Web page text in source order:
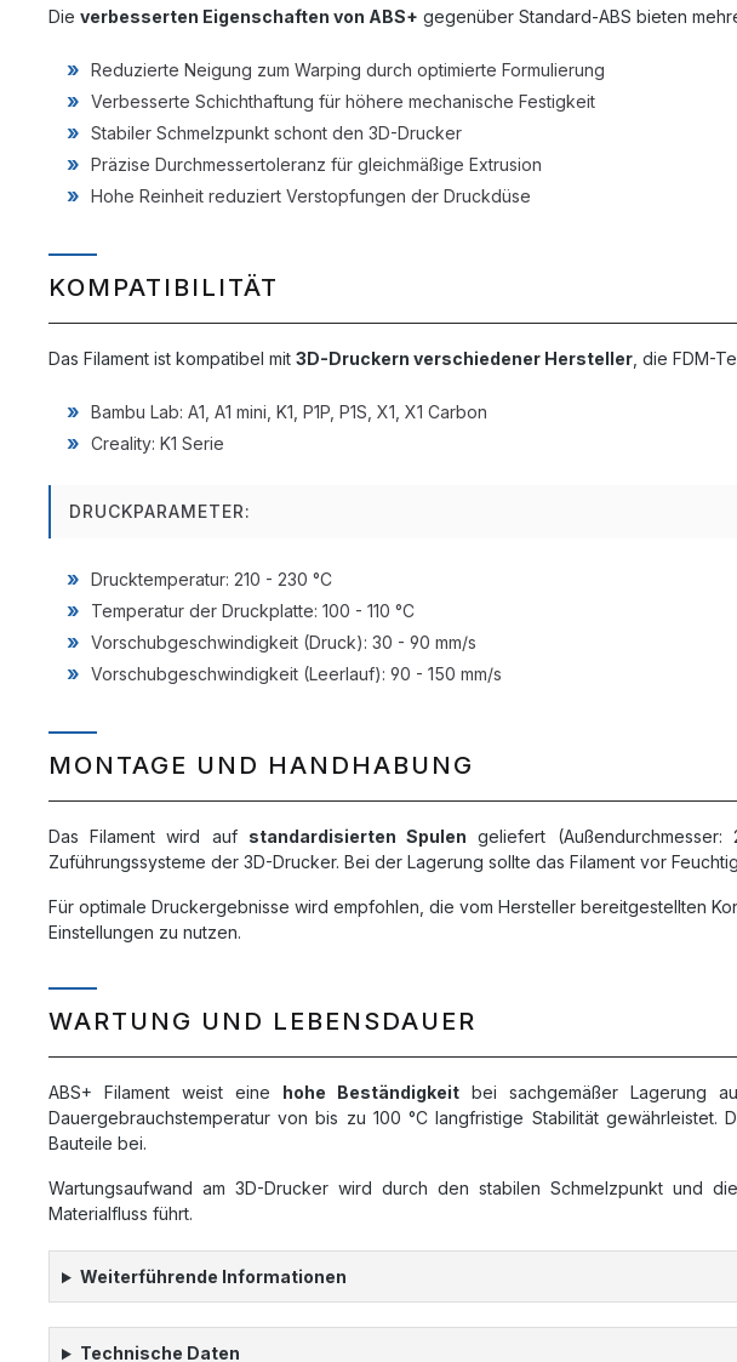
Die verbesserten Eigenschaften von ABS+ gegenüber Standard-ABS bieten
Reduzierte Neigung zum Warping durch optimierte Formulierung
Verbesserte Schichthaftung für höhere mechanische Festigkeit
Stabiler Schmelzpunkt schont den 3D-Drucker
Präzise Durchmessertoleranz für gleichmäßige Extrusion
Hohe Reinheit reduziert Verstopfungen der Druckdüse
KOMPATIBILITÄT
Das Filament ist kompatibel mit 3D-Druckern verschiedener Hersteller , die FDM-
Bambu Lab: A1, A1 mini, K1, P1P, P1S, X1, X1 Carbon
Creality: K1 Serie
DRUCKPARAMETER:
Drucktemperatur: 210 - 230 °C
Temperatur der Druckplatte: 100 - 110 °C
Vorschubgeschwindigkeit (Druck): 30 - 90 mm/s
Vorschubgeschwindigkeit (Leerlauf): 90 - 150 mm/s
MONTAGE UND HANDHABUNG
Das Filament wird auf standardisierten Spulen geliefert
Zuführungssysteme der 3D-Drucker. Bei der Lagerung sollte das Filament vor
Für optimale Druckergebnisse wird empfohlen, die vom Hersteller bereitgestellten
Einstellungen zu nutzen.
WARTUNG UND LEBENSDAUER
ABS+ Filament weist eine hohe Beständigkeitbei sachgemäßer Lagerung
Dauergebrauchstemperatur von bis zu 100 °C langfristige Stabilität
Bauteile bei.
Wartungsaufwand am 3D-Drucker wird durch den stabilen Schmelzpunkt und
Materialfluss führt.
Weiterführende Informationen
Technische Daten